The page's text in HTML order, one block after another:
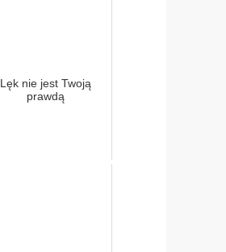
Lęk nie jest Twoją
prawdą